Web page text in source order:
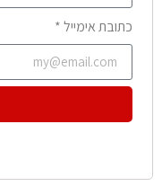
כתובת אימייל *